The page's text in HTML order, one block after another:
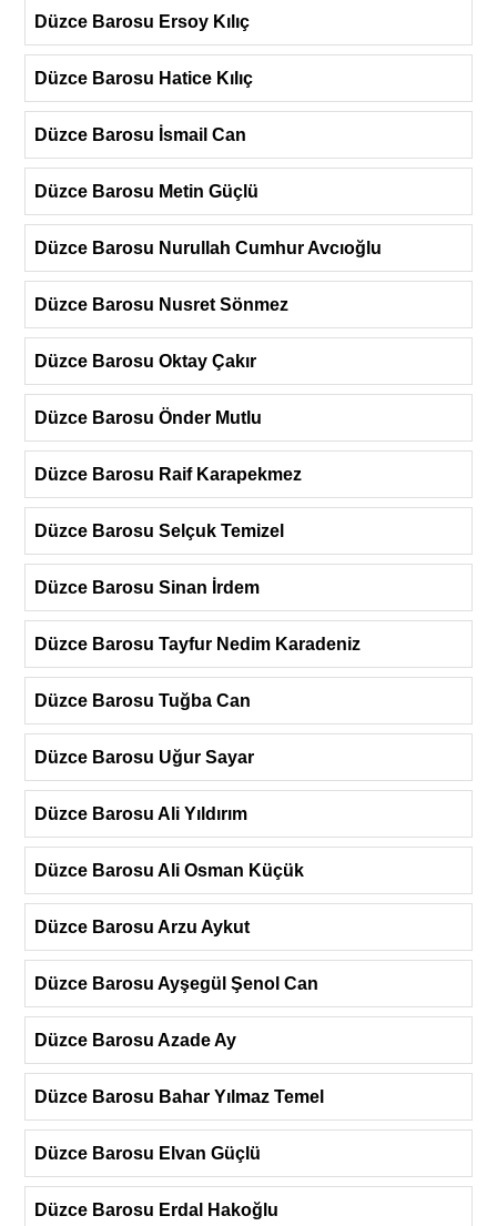
Düzce Barosu Ersoy Kılıç
Düzce Barosu Hatice Kılıç
Düzce Barosu İsmail Can
Düzce Barosu Metin Güçlü
Düzce Barosu Nurullah Cumhur Avcıoğlu
Düzce Barosu Nusret Sönmez
Düzce Barosu Oktay Çakır
Düzce Barosu Önder Mutlu
Düzce Barosu Raif Karapekmez
Düzce Barosu Selçuk Temizel
Düzce Barosu Sinan İrdem
Düzce Barosu Tayfur Nedim Karadeniz
Düzce Barosu Tuğba Can
Düzce Barosu Uğur Sayar
Düzce Barosu Ali Yıldırım
Düzce Barosu Ali Osman Küçük
Düzce Barosu Arzu Aykut
Düzce Barosu Ayşegül Şenol Can
Düzce Barosu Azade Ay
Düzce Barosu Bahar Yılmaz Temel
Düzce Barosu Elvan Güçlü
Düzce Barosu Erdal Hakoğlu